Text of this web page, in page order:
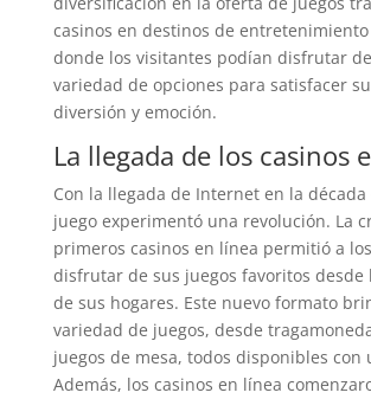
casinos en destinos de
donde los visitantes podían disfrutar
variedad de opciones para satisfacer
diversión y emoción.
La llegada de los casinos
Con la llegada de Internet en la década
juego experimentó una revolución. La
primeros casinos en línea permitió a
disfrutar de sus juegos favoritos desde
de sus hogares. Este nuevo formato
variedad de juegos, desde
juegos de mesa, todos disponibles con
Además, los casinos en línea